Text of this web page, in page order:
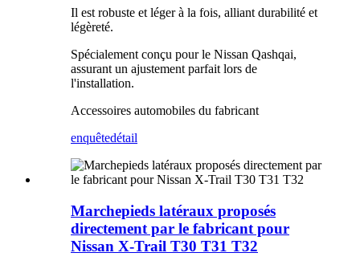
Il est robuste et léger à la fois, alliant durabilité et
légèreté.
Spécialement conçu pour le Nissan Qashqai,
assurant un ajustement parfait lors de
l'installation.
Accessoires automobiles du fabricant
enquêtedétail
Marchepieds latéraux proposés
directement par le fabricant pour
Nissan X-Trail T30 T31 T32